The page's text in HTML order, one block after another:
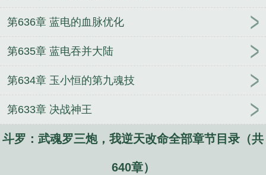
第636章 蓝电的血脉优化
第635章 蓝电吞并大陆
第634章 玉小恒的第九魂技
第633章 决战神王
斗罗：武魂罗三炮，我逆天改命全部章节目录（共
640章）